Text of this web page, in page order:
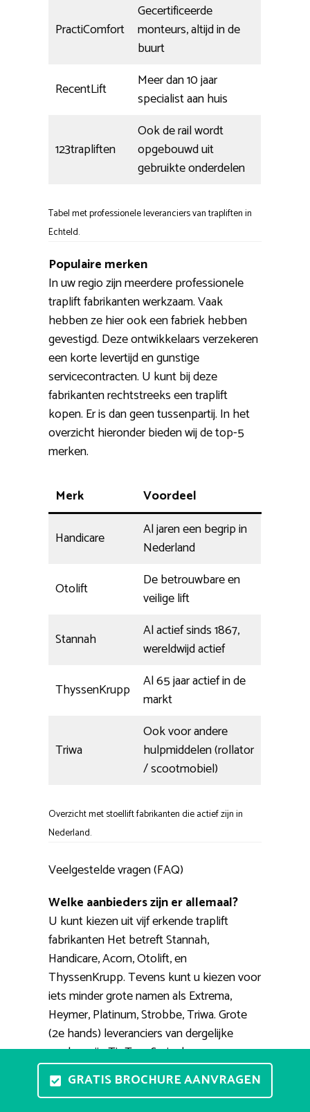
PractiComfort
Gecertificeerde
monteurs, altijd in de
buurt
RecentLift
Meer dan 10 jaar
specialist aan huis
123trapliften
Ook de rail wordt
opgebouwd uit
gebruikte onderdelen
Tabel met professionele leveranciers van trapliften in
Echteld.
Populaire merken
In uw regio zijn meerdere professionele
traplift fabrikanten werkzaam. Vaak
hebben ze hier ook een fabriek hebben
gevestigd. Deze ontwikkelaars verzekeren
een korte levertijd en gunstige
servicecontracten. U kunt bij deze
fabrikanten rechtstreeks een traplift
kopen. Er is dan geen tussenpartij. In het
overzicht hieronder bieden wij de top-5
merken.
Merk Voordeel
Handicare
Al jaren een begrip in
Nederland
Otolift
De betrouwbare en
veilige lift
Stannah
Al actief sinds 1867,
wereldwijd actief
ThyssenKrupp
Al 65 jaar actief in de
markt
Triwa
Ook voor andere
hulpmiddelen (rollator
/ scootmobiel)
Overzicht met stoellift fabrikanten die actief zijn in
Nederland.
Veelgestelde vragen (FAQ)
Welke aanbieders zijn er allemaal?
U kunt kiezen uit vijf erkende traplift
fabrikanten Het betreft Stannah,
Handicare, Acorn, Otolift, en
ThyssenKrupp. Tevens kunt u kiezen voor
iets minder grote namen als Extrema,
Heymer, Platinum, Strobbe, Triwa. Grote
(2e hands) leveranciers van dergelijke
merken zijn TipTop, Smienk,
PractiComfort, RecentLift, 123traplift.
GRATIS BROCHURE AANVRAGEN